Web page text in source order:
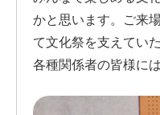
かと思います。ご来
て文化祭を支えてい
各種関係者の皆様に